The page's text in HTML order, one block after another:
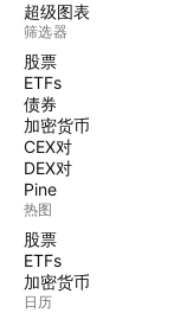
超级图表
筛选器
股票
ETFs
债券
加密货币
CEX对
DEX对
Pine
热图
股票
ETFs
加密货币
日历